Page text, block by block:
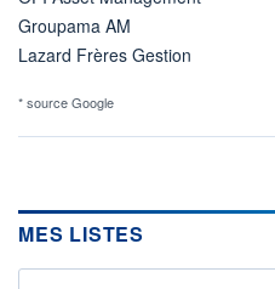
Groupama AM
Lazard Frères Gestion
* source Google
MES LISTES